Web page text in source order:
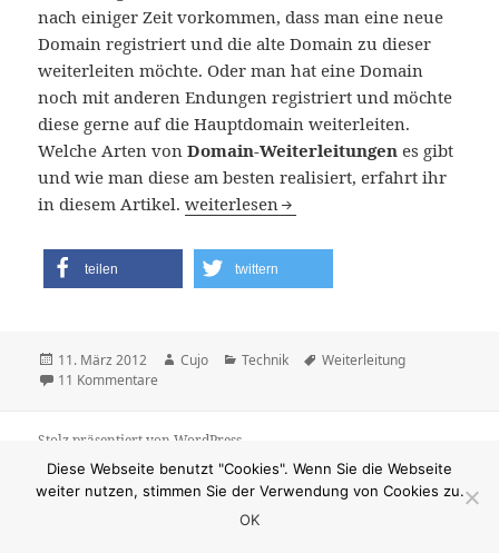
nach einiger Zeit vorkommen, dass man eine neue
Domain registriert und die alte Domain zu dieser
weiterleiten möchte. Oder man hat eine Domain
noch mit anderen Endungen registriert und möchte
diese gerne auf die Hauptdomain weiterleiten.
Welche Arten vonDomain-Weiterleitungen es gibt
und wie man diese am besten realisiert, erfahrt ihr
in diesem Artikel.Weiterleitung einer Domain
weiterlesen
teilen twittern
Veröffentlicht
am
11. März 2012 Autor
Cujo Kategorien
Technik Schlagwörter
Weiterleitung
11 Kommentare
Stolz präsentiert von WordPress
Diese Webseite benutzt "Cookies". Wenn Sie die Webseite
weiter nutzen, stimmen Sie der Verwendung von Cookies zu.
OK